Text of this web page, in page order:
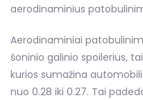
aerodinaminius
Aerodinaminiai
šoninio galinio spoilerius,
kurios sumažina
nuo 0.28 iki 0.27. Tai